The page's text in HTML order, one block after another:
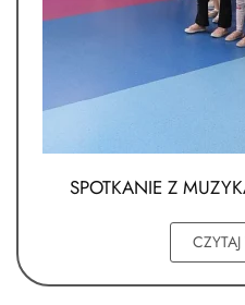
SPOTKANIE Z